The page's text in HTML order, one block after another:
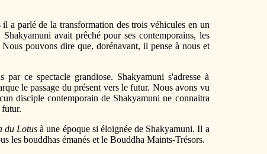
a parlé de la transformation des trois véhicules en un
avait prêché pour ses contemporains, les
pouvons dire que, dorénavant, il pense à nous et
ce spectacle grandiose. Shakyamuni s'adresse à
le passage du présent vers le futur. Nous avons vu
disciple contemporain de Shakyamuni ne connaitra
du Lotus à une époque si éloignée de Shakyamuni. Il a
les bouddhas émanés et le Bouddha Maints-Trésors.